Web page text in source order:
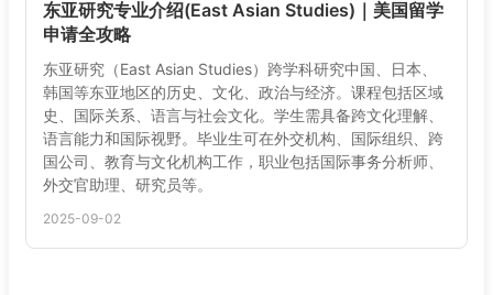
东亚研究专业介绍(East Asian Studies)｜美国留学
申请全攻略
东亚研究（East Asian Studies）跨学科研究中国、日本、
韩国等东亚地区的历史、文化、政治与经济。课程包括区域
史、国际关系、语言与社会文化。学生需具备跨文化理解、
语言能力和国际视野。毕业生可在外交机构、国际组织、跨
国公司、教育与文化机构工作，职业包括国际事务分析师、
外交官助理、研究员等。
2025-09-02